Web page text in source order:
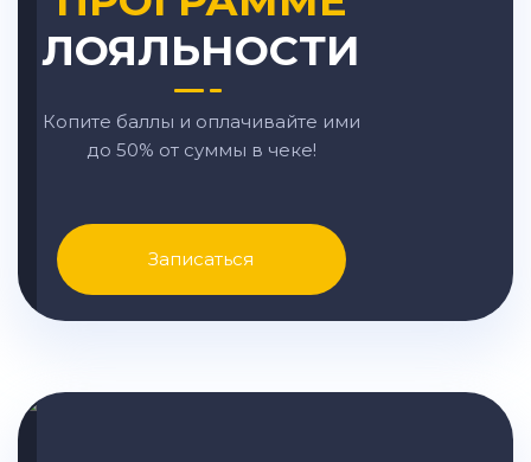
ЛОЯЛЬНОСТИ
Копите баллы и оплачивайте ими
до 50% от суммы в чеке!
Записаться